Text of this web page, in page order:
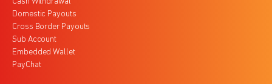
Domestic Payouts
Cross Border Payouts
Sub Account
Embedded Wallet
PayChat